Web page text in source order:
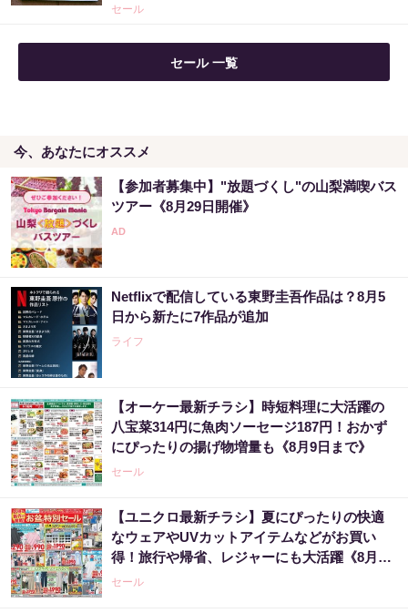
セール
セール 一覧
今、あなたにオススメ
【参加者募集中】"放題づくし"の山梨満喫バス
ツアー《8月29日開催》
Netflixで配信している東野圭吾作品は？8月5
日から新たに7作品が追加
ライフ
【オーケー最新チラシ】時短料理に大活躍の
八宝菜314円に魚肉ソーセージ187円！おかず
にぴったりの揚げ物増量も《8月9日まで》
セール
【ユニクロ最新チラシ】夏にぴったりの快適
なウェアやUVカットアイテムなどがお買い
得！旅行や帰省、レジャーにも大活躍《8月13
日まで》
セール